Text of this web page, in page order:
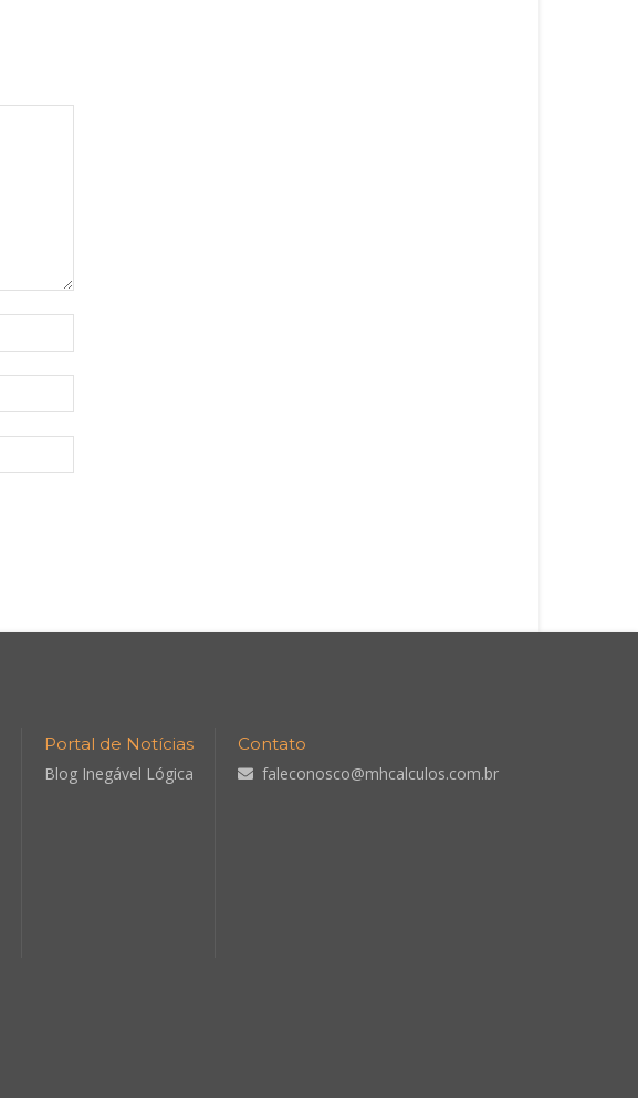
Portal de Notícias
Blog Inegável Lógica
Contato
faleconosco@mhcalculos.com.br